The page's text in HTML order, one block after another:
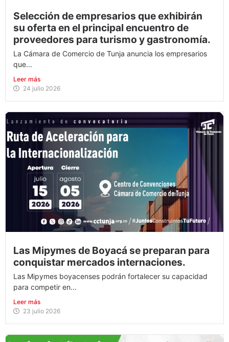
Selección de empresarios que exhibirán
su oferta en el principal encuentro de
proveedores para turismo y gastronomía.
La Cámara de Comercio de Tunja anuncia los empresarios
que...
Leer más
24 julio 2026
Las Mipymes de Boyacá se preparan para
conquistar mercados internaciones.
Las Mipymes boyacenses podrán fortalecer su capacidad
para competir en...
Leer más
23 julio 2026